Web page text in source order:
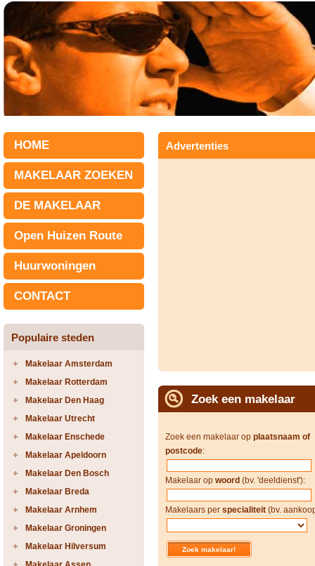
HOME
MAKELAAR ZOEKEN
DE MAKELAAR
Open Huizen Route
Huurwoningen
CONTACT
Populaire steden
Makelaar Amsterdam
Makelaar Rotterdam
Makelaar Den Haag
Makelaar Utrecht
Makelaar Enschede
Makelaar Apeldoorn
Makelaar Den Bosch
Makelaar Breda
Makelaar Arnhem
Makelaar Groningen
Makelaar Hilversum
Advertenties
Zoek een makelaar
Zoek een makelaar op plaatsnaam of
postcode:
Makelaar op woord (bv. 'deeldienst'):
Makelaars per specialiteit (bv.